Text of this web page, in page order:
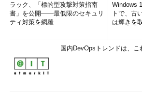
ラック、「標的型攻撃対策指南
書」を公開――最低限のセキュリ
ティ対策を網羅
Windows
トで、古
は輝きを
国内DevOpsトレンドは、こ